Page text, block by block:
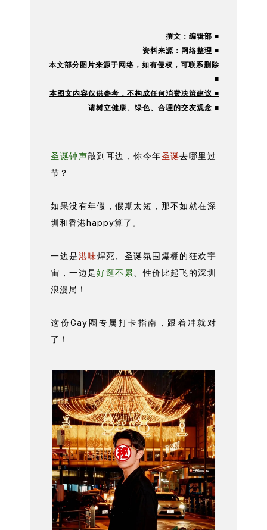
撰文：编辑部 ■
资料来源：网络整理 ■
本文部分图片来源于网络，如有侵权，可联系删除
■
本图文内容仅供参考，不构成任何消费决策建议 ■
请树立健康、绿色、合理的交友观念 ■
圣诞钟声敲到耳边，你今年圣诞去哪里过
节？
如果没有年假，假期太短，那不如就在深
圳和香港happy算了。
一边是港味焊死、圣诞氛围爆棚的狂欢宇
宙，一边是好逛不累
、性价比起飞的深圳
浪漫局！
这份Gay圈专属打卡指南，跟着冲就对
了！